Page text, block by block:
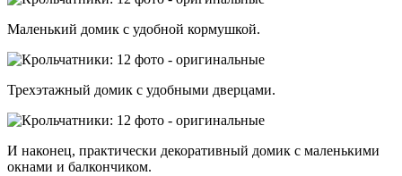
Маленький домик с удобной кормушкой.
Трехэтажный домик с удобными дверцами.
И наконец, практически декоративный домик с маленькими
окнами и балкончиком.